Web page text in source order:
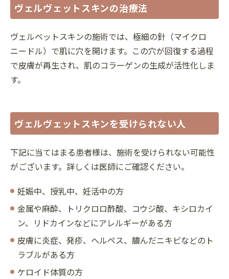
ヴェルヴェットスキンの治療法
ヴェルベットスキンの施術では、極細の針（マイクロ
ニードル）で肌に穴を開けます。この穴が回復する過程
で皮膚が再生され、肌のコラーゲンの生成が活性化しま
す。
ヴェルヴェットスキンを受けられない人
下記に当てはまる患者様は、施術を受けられない可能性
がございます。詳しくは医師にご確認ください。
妊娠中、授乳中、妊活中の方
金属や麻酔、トリクロロ酢酸、コウジ酸、キシロカイ
ン、リドカインなどにアレルギーがある方
皮膚に炎症、発疹、ヘルペス、膿んだニキビなどのト
ラブルがある方
ケロイド体質の方